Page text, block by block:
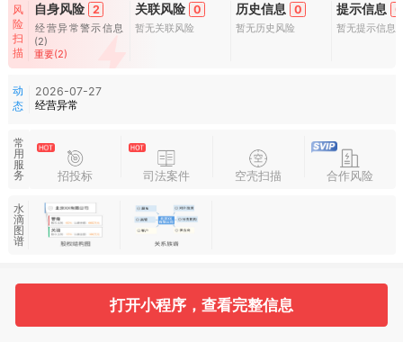
风
险
扫
描
自身风险 2
经营异常警示信息
(2)
重要(2)
关联风险 0
暂无关联风险
历史信息 0
暂无历史风险
提示信息 0
暂无提示信息
动
态
2026-07-27
经营异常
常
用
服
务
招投标 司法案件 空壳扫描 合作风险
水
滴
图
谱
打开小程序，查看完整信息